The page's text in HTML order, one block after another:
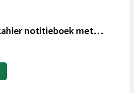
Slyk A5 kraft cahier notitieboek met gelinieerde pagina's